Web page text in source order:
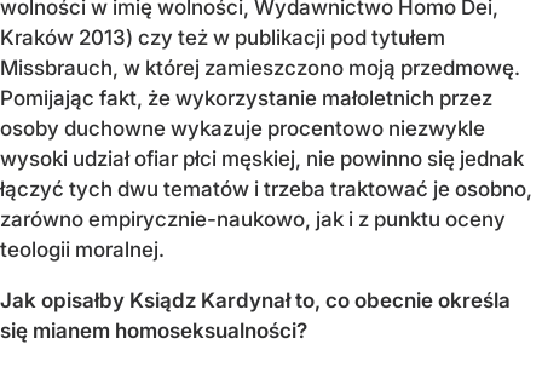
wolności w imię wolności, Wydawnictwo Homo Dei,
Kraków 2013) czy też w publikacji pod tytułem
Missbrauch, w której zamieszczono moją przedmowę.
Pomijając fakt, że wykorzystanie małoletnich przez
osoby duchowne wykazuje procentowo niezwykle
wysoki udział ofiar płci męskiej, nie powinno się jednak
łączyć tych dwu tematów i trzeba traktować je osobno,
zarówno empirycznie-naukowo, jak i z punktu oceny
teologii moralnej.
Jak opisałby Ksiądz Kardynał to, co obecnie określa
się mianem homoseksualności?